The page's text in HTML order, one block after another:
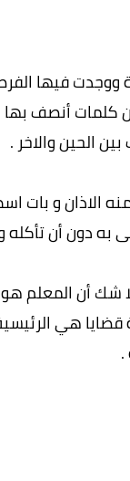
أثار قريحتي الكتابية
كلمات أنصف بها
الحين والاخر .
الاذان و بات
به دون أن
شك أن المعلم
هي
.